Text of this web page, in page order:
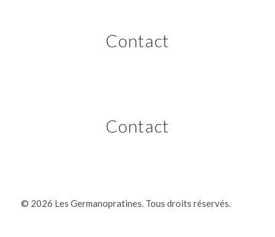
Contact
Contact
© 2026 Les Germanopratines. Tous droits réservés.